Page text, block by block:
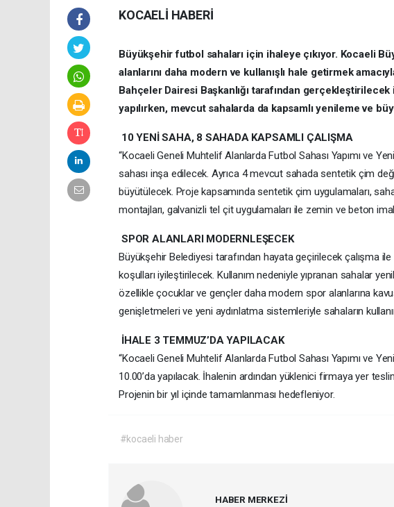
KOCAELİ HABERİ
Büyükşehir futbol sahaları için ihaleye çıkıyor. Kocaeli
alanlarını daha modern ve kullanışlı hale getirmek
Bahçeler Dairesi Başkanlığı tarafından
yapılırken, mevcut sahalarda da kapsamlı yenileme ve
10 YENİ SAHA, 8 SAHADA KAPSAMLI ÇALIŞMA
“Kocaeli Geneli Muhtelif Alanlarda Futbol Sahası Yapımı ve
sahası inşa edilecek. Ayrıca 4 mevcut sahada sentetik çim
büyütülecek. Proje kapsamında sentetik çim uygulamaları,
montajları, galvanizli tel çit uygulamaları ile zemin ve beton
SPOR ALANLARI MODERNLEŞECEK
Büyükşehir Belediyesi tarafından hayata geçirilecek çalışma
koşulları iyileştirilecek. Kullanım nedeniyle yıpranan sahalar
özellikle çocuklar ve gençler daha modern spor alanlarına
genişletmeleri ve yeni aydınlatma sistemleriyle sahaların
İHALE 3 TEMMUZ’DA YAPILACAK
“Kocaeli Geneli Muhtelif Alanlarda Futbol Sahası Yapımı ve
10.00’da yapılacak. İhalenin ardından yüklenici firmaya yer
Projenin bir yıl içinde tamamlanması hedefleniyor.
#kocaeli haber
HABER MERKEZİ